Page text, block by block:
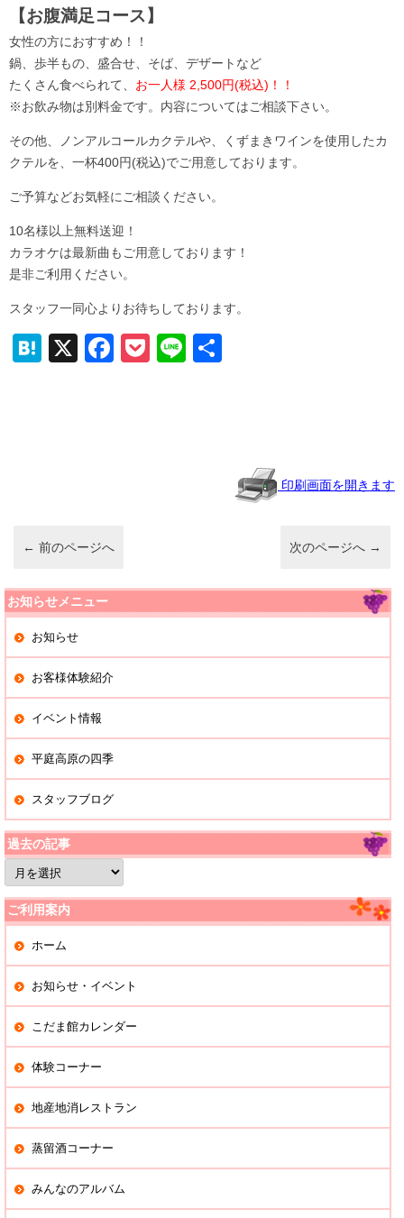
【お腹満足コース】
女性の方におすすめ！！
鍋、歩半もの、盛合せ、そば、デザートなど
たくさん食べられて、 お一人様 2,500円(税込)！！
※お飲み物は別料金です。内容についてはご相談下さい。
その他、ノンアルコールカクテルや、くずまきワインを使用したカ
クテルを、一杯400円(税込)でご用意しております。
ご予算などお気軽にご相談ください。
10名様以上無料送迎！
カラオケは最新曲もご用意しております！
是非ご利用ください。
スタッフ一同心よりお待ちしております。
H
X
F
k
P
Li
印刷画面を開きます
← 前のページへ 次のページへ →
お知らせメニュー
お知らせ
お客様体験紹介
イベント情報
平庭高原の四季
スタッフブログ
過去の記事
過
去
の
記
事
ご利用案内
ホーム
お知らせ・イベント
こだま館カレンダー
体験コーナー
地産地消レストラン
蒸留酒コーナー
みんなのアルバム